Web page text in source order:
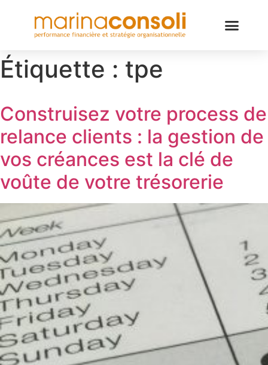
Étiquette : tpe
Construisez votre process de
relance clients : la gestion de
vos créances est la clé de
voûte de votre trésorerie